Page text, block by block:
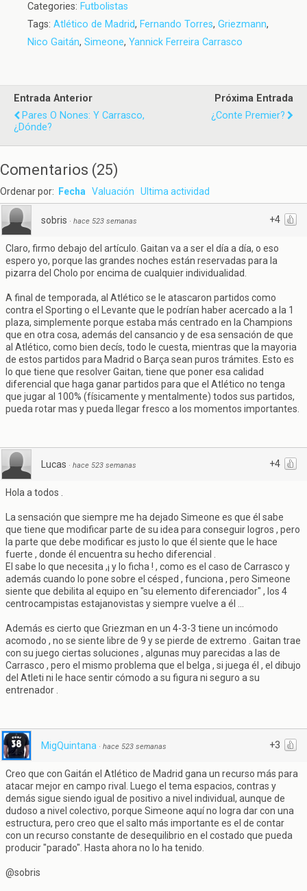
Categories: Futbolistas
Tags: Atlético de Madrid, Fernando Torres, Griezmann,
Nico Gaitán, Simeone, Yannick Ferreira Carrasco
Entrada Anterior
Pares O Nones: Y Carrasco,
¿dónde?
Próxima Entrada
¿Conte Premier?
Comentarios (25)
Ordenar por: Fecha Valuación Ultima actividad
+4
sobris · hace 523 semanas
Claro, firmo debajo del artículo. Gaitan va a ser el día a día, o eso
espero yo, porque las grandes noches están reservadas para la
pizarra del Cholo por encima de cualquier individualidad.
A final de temporada, al Atlético se le atascaron partidos como
contra el Sporting o el Levante que le podrían haber acercado a la 1
plaza, simplemente porque estaba más centrado en la Champions
que en otra cosa, además del cansancio y de esa sensación de que
al Atlético, como bien decís, todo le cuesta, mientras que la mayoria
de estos partidos para Madrid o Barça sean puros trámites. Esto es
lo que tiene que resolver Gaitan, tiene que poner esa calidad
diferencial que haga ganar partidos para que el Atlético no tenga
que jugar al 100% (físicamente y mentalmente) todos sus partidos,
pueda rotar mas y pueda llegar fresco a los momentos importantes.
+4
Lucas · hace 523 semanas
Hola a todos .
La sensación que siempre me ha dejado Simeone es que él sabe
que tiene que modificar parte de su idea para conseguir logros , pero
la parte que debe modificar es justo lo que él siente que le hace
fuerte , donde él encuentra su hecho diferencial .
El sabe lo que necesita ,¡ y lo ficha ! , como es el caso de Carrasco y
además cuando lo pone sobre el césped , funciona , pero Simeone
siente que debilita al equipo en "su elemento diferenciador" , los 4
centrocampistas estajanovistas y siempre vuelve a él ...
Además es cierto que Griezman en un 4-3-3 tiene un incómodo
acomodo , no se siente libre de 9 y se pierde de extremo . Gaitan trae
con su juego ciertas soluciones , algunas muy parecidas a las de
Carrasco , pero el mismo problema que el belga , si juega él , el dibujo
del Atleti ni le hace sentir cómodo a su figura ni seguro a su
entrenador .
+3
MigQuintana · hace 523 semanas
Creo que con Gaitán el Atlético de Madrid gana un recurso más para
atacar mejor en campo rival. Luego el tema espacios, contras y
demás sigue siendo igual de positivo a nivel individual, aunque de
dudoso a nivel colectivo, porque Simeone aquí no logra dar con una
estructura, pero creo que el salto más importante es el de contar
con un recurso constante de desequilibrio en el costado que pueda
producir "parado". Hasta ahora no lo ha tenido.
@sobris